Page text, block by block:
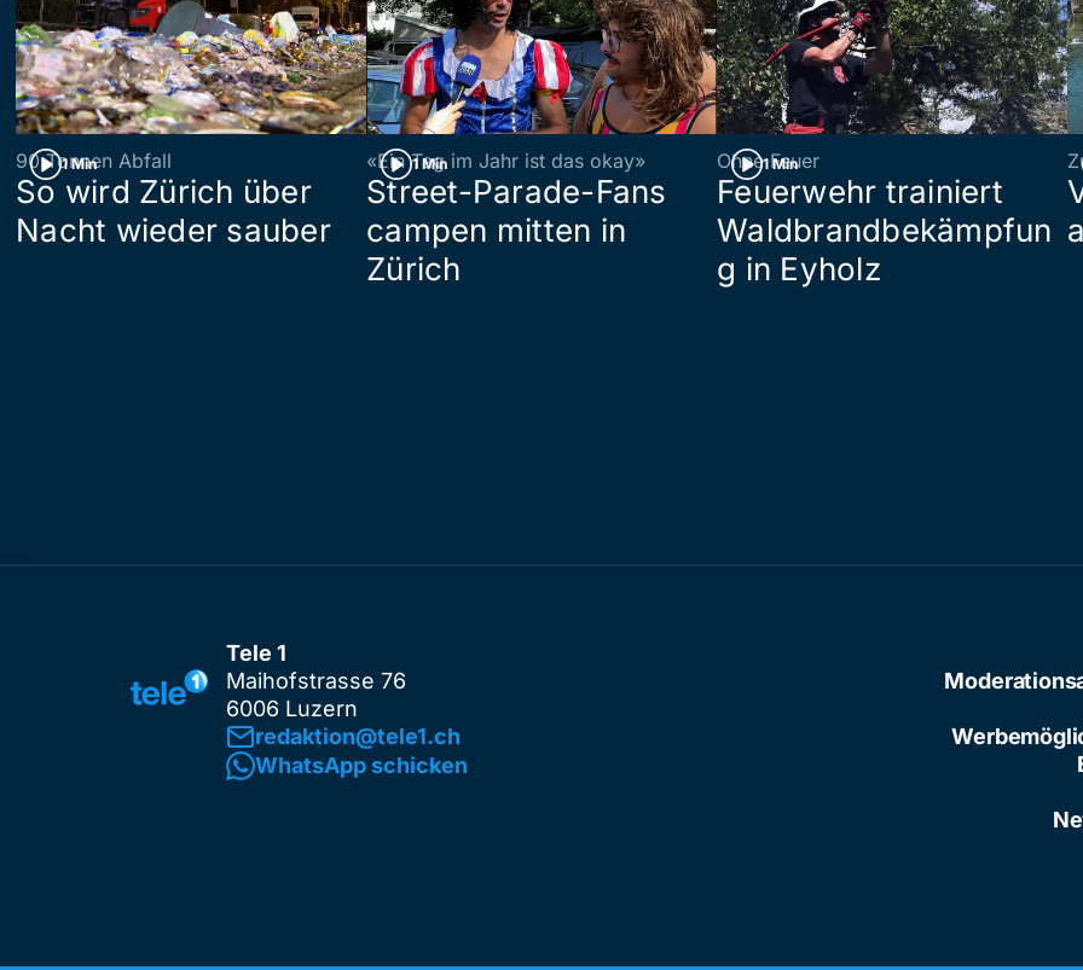
1 Min
90 Tonnen Abfall
So wird Zürich über
Nacht wieder sauber
1 Min
«Ein Tag im Jahr ist das okay»
Street-Parade-Fans
campen mitten in
Zürich
1 Min
Ohne Feuer
Feuerwehr trainiert
Waldbrandbekämpfun
g in Eyholz
Tele 1
Maihofstrasse 76
6006 Luzern
redaktion@tele1.ch
WhatsApp schicken